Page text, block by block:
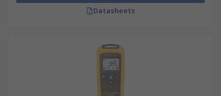
Datasheets